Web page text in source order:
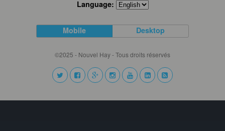
Language:
Mobile Desktop
©2025 - Nouvel Hay - Tous droits réservés